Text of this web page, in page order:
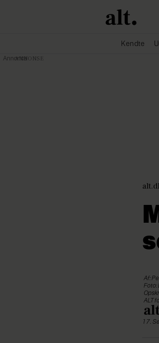
Kendte
Af:
Foto:
ALT
17.
Annonce